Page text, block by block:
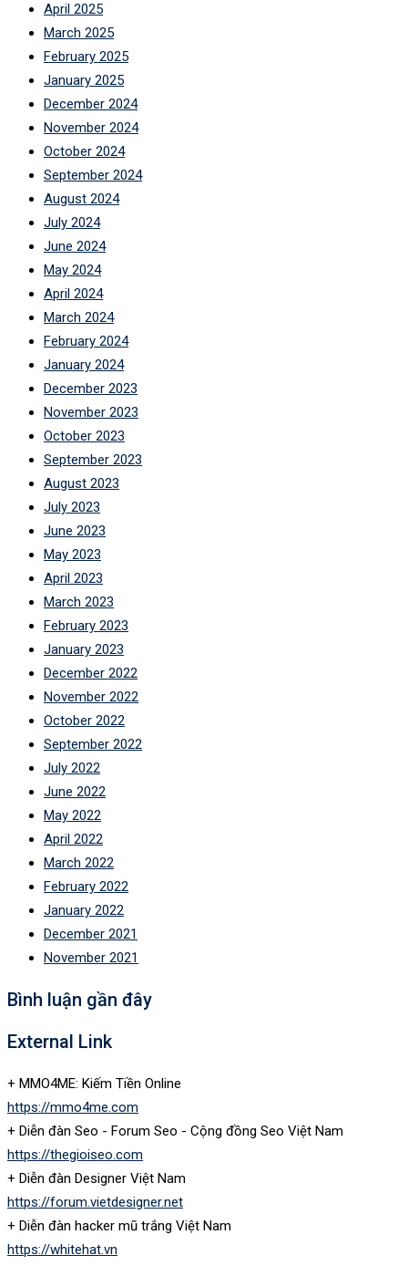
April 2025
March 2025
February 2025
January 2025
December 2024
November 2024
October 2024
September 2024
August 2024
July 2024
June 2024
May 2024
April 2024
March 2024
February 2024
January 2024
December 2023
November 2023
October 2023
September 2023
August 2023
July 2023
June 2023
May 2023
April 2023
March 2023
February 2023
January 2023
December 2022
November 2022
October 2022
September 2022
July 2022
June 2022
May 2022
April 2022
March 2022
February 2022
January 2022
December 2021
November 2021
Bình luận gần đây
External Link
+ MMO4ME: Kiếm Tiền Online
https://mmo4me.com
+ Diễn đàn Seo - Forum Seo - Cộng đồng Seo Việt Nam
https://thegioiseo.com
+ Diễn đàn Designer Việt Nam
https://forum.vietdesigner.net
+ Diễn đàn hacker mũ trắng Việt Nam
https://whitehat.vn